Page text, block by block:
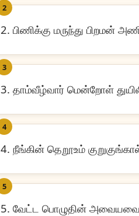
2
2. பிணிக்கு மருந்து பிறமன்
3
3. தாம்வீழ்வார் மென்றோள்
4
4. நீங்கின் தெறூஉம்
5
5. வேட்ட பொழுதின் அவையவை